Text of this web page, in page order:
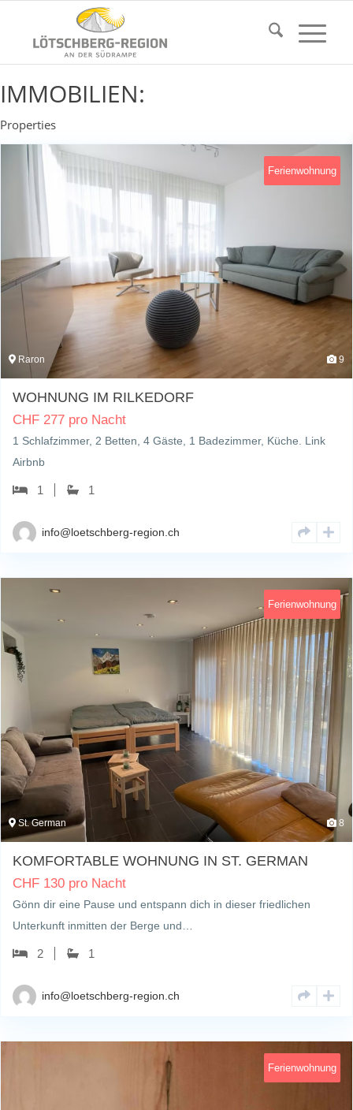
IMMOBILIEN:
Properties
Ferienwohnung
Raron 9
WOHNUNG IM RILKEDORF
CHF 277 pro Nacht
1 Schlafzimmer, 2 Betten, 4 Gäste, 1 Badezimmer, Küche. Link
Airbnb
1 1
info@loetschberg-region.ch
Ferienwohnung
St. German 8
KOMFORTABLE WOHNUNG IN ST. GERMAN
CHF 130 pro Nacht
Gönn dir eine Pause und entspann dich in dieser friedlichen
Unterkunft inmitten der Berge und…
2 1
info@loetschberg-region.ch
Ferienwohnung